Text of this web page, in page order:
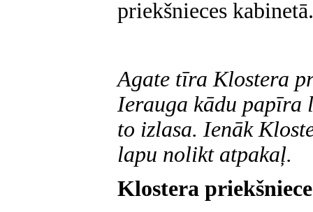
priekšnieces kabinetā.
Agate tīra Klostera
Ierauga kādu papīra
to izlasa. Ienāk
lapu nolikt atpakaļ.
Klostera